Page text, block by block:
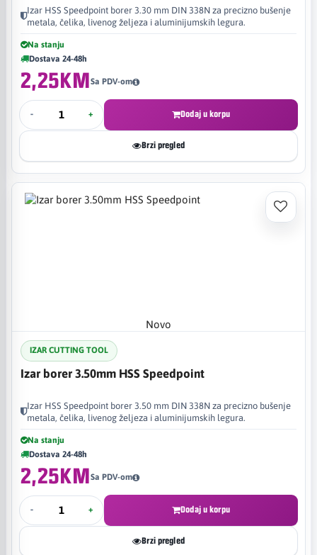
Izar HSS Speedpoint borer 3.30 mm DIN 338N za precizno bušenje
metala, čelika, livenog željeza i aluminijumskih legura.
Na stanju
Dostava 24-48h
2,25KMSa PDV-om
- + Dodaj u korpu
Brzi pregled
Novo
IZAR CUTTING TOOL
Izar borer 3.50mm HSS Speedpoint
Izar HSS Speedpoint borer 3.50 mm DIN 338N za precizno bušenje
metala, čelika, livenog željeza i aluminijumskih legura.
Na stanju
Dostava 24-48h
2,25KMSa PDV-om
- + Dodaj u korpu
Brzi pregled